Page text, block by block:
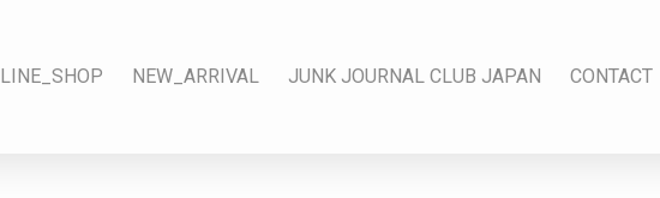
NEW_ARRIVAL JUNK JOURNAL CLUB JAPAN CONTACT